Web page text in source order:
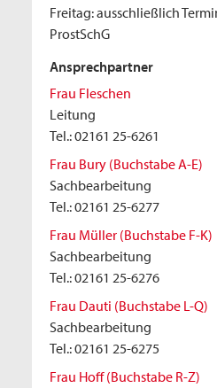
Freitag: ausschließlich
ProstSchG
Ansprechpartner
Frau Fleschen
Leitung
Tel.: 02161 25-6261
Frau Bury (Buchstabe A-E)
Sachbearbeitung
Tel.: 02161 25-6277
Frau Müller (Buchstabe F-K)
Sachbearbeitung
Tel.: 02161 25-6276
Frau Dauti (Buchstabe L-Q)
Sachbearbeitung
Tel.: 02161 25-6275
Frau Hoff (Buchstabe R-Z)